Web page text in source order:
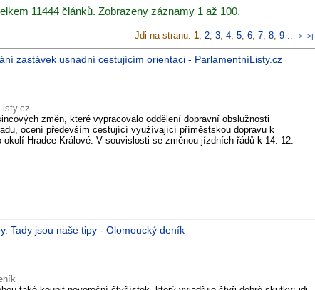
11444 článků. Zobrazeny záznamy 1 až 100.
Jdi na stranu: 1, 2, 3, 4, 5, 6, 7, 8, 9 .. > >|
zastávek usnadní cestujícím orientaci - ParlamentníListy.cz
změn, které vypracovalo oddělení dopravní obslužnosti
ocení především cestující využívající příměstskou dopravu k
okolí Hradce Králové. V souvislosti se změnou jízdních řádů k 14. 12.
Tady jsou naše tipy - Olomoucký deník